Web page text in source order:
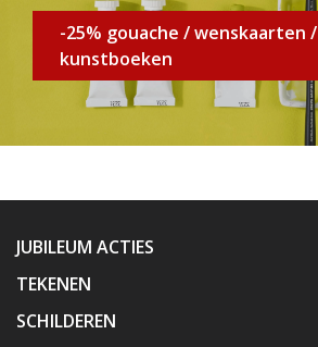
-25% gouache / wenskaarten /
kunstboeken
JUBILEUM ACTIES
TEKENEN
SCHILDEREN